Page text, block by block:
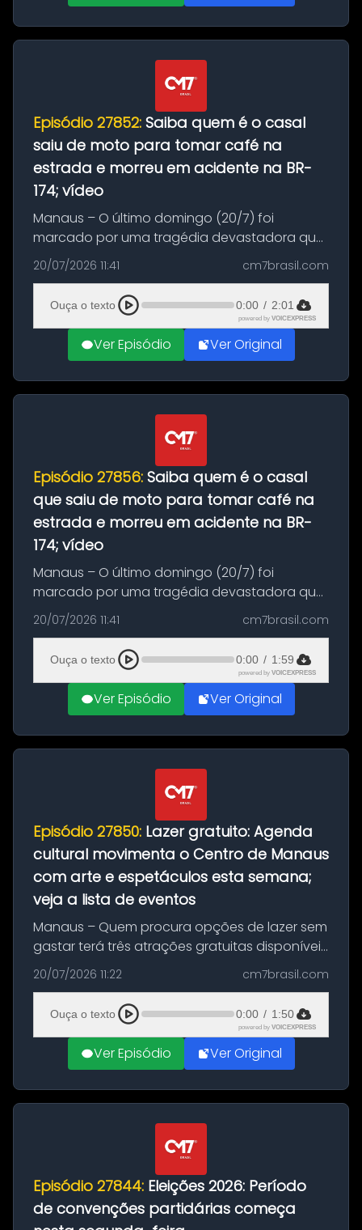
Episódio 27852: Saiba quem é o casal
saiu de moto para tomar café na
estrada e morreu em acidente na BR-
174; vídeo
Manaus – O último domingo (20/7) foi
marcado por uma tragédia devastadora que
resultou na morte precoce de dois jovens na
BR-174, na zona rural de Manaus. Um passeio
com destino a um típico café regio...
20/07/2026 11:41 cm7brasil.com
Ouça o texto 0:00 / 2:01
powered by VOICEXPRESS
Ver Episódio Ver Original
Episódio 27856: Saiba quem é o casal
que saiu de moto para tomar café na
estrada e morreu em acidente na BR-
174; vídeo
Manaus – O último domingo (20/7) foi
marcado por uma tragédia devastadora que
resultou na morte precoce de dois jovens na
BR-174, na zona rural de Manaus. Um passeio
com destino a um típico café regio...
20/07/2026 11:41 cm7brasil.com
Ouça o texto 0:00 / 1:59
powered by VOICEXPRESS
Ver Episódio Ver Original
Episódio 27850: Lazer gratuito: Agenda
cultural movimenta o Centro de Manaus
com arte e espetáculos esta semana;
veja a lista de eventos
Manaus – Quem procura opções de lazer sem
gastar terá três atrações gratuitas disponíveis
entre esta segunda-feira (20) e quinta-feira
(23). A programação inclui uma exposição
dedicada à história das ...
20/07/2026 11:22 cm7brasil.com
Ouça o texto 0:00 / 1:50
powered by VOICEXPRESS
Ver Episódio Ver Original
Episódio 27844: Eleições 2026: Período
de convenções partidárias começa